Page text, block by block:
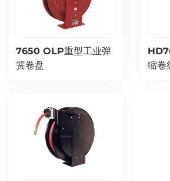
7650 OLP重型工业弹
簧卷盘
缩卷